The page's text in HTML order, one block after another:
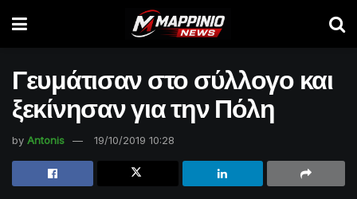
Γευμάτισαν στο σύλλογο και
ξεκίνησαν για την Πόλη
by Antonis 19/10/2019 10:28